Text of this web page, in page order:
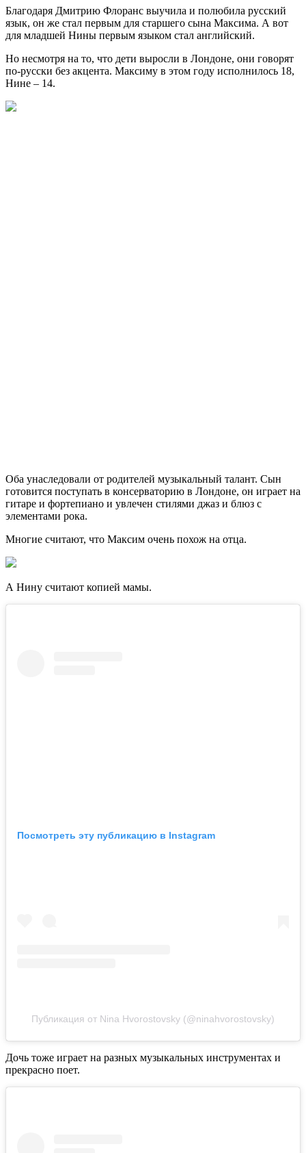
Благодаря Дмитрию Флоранс выучила и полюбила русский
язык, он же стал первым для старшего сына Максима. А вот
для младшей Нины первым языком стал английский.
Но несмотря на то, что дети выросли в Лондоне, они говорят
по-русски без акцента. Максиму в этом году исполнилось 18,
Нине – 14.
Оба унаследовали от родителей музыкальный талант. Сын
готовится поступать в консерваторию в Лондоне, он играет на
гитаре и фортепиано и увлечен стилями джаз и блюз с
элементами рока.
Многие считают, что Максим очень похож на отца.
А Нину считают копией мамы.
Посмотреть эту публикацию в Instagram
Публикация от Nina Hvorostovsky (@ninahvorostovsky)
Дочь тоже играет на разных музыкальных инструментах и
прекрасно поет.